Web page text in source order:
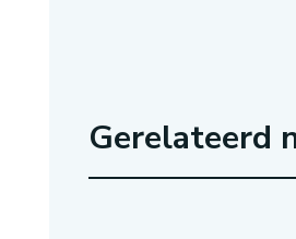
Gerelateerd